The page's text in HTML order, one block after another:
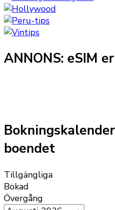
ANNONS: eSIM
boendet
Tillgängliga
Bokad
Övergång